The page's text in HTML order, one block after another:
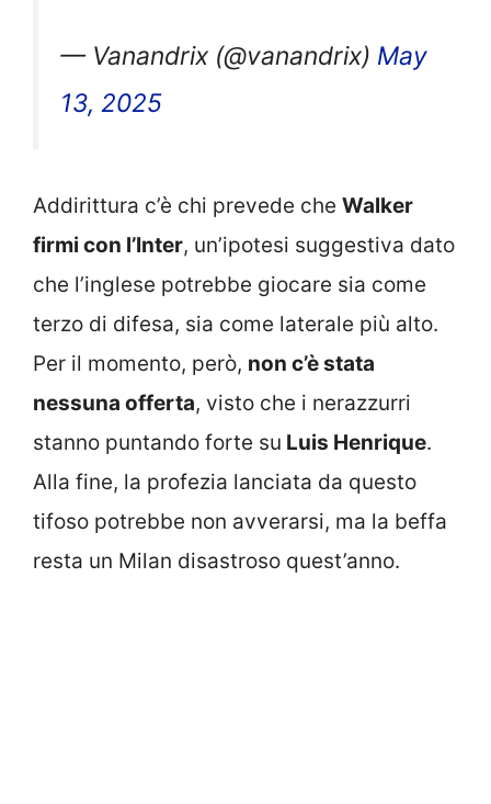
— Vanandrix (@vanandrix) May
13, 2025
Addirittura c’è chi prevede che Walker
firmi con l’Inter, un’ipotesi suggestiva dato
che l’inglese potrebbe giocare sia come
terzo di difesa, sia come laterale più alto.
Per il momento, però, non c’è stata
nessuna offerta, visto che i nerazzurri
stanno puntando forte su Luis Henrique.
Alla fine, la profezia lanciata da questo
tifoso potrebbe non avverarsi, ma la beffa
resta un Milan disastroso quest’anno.